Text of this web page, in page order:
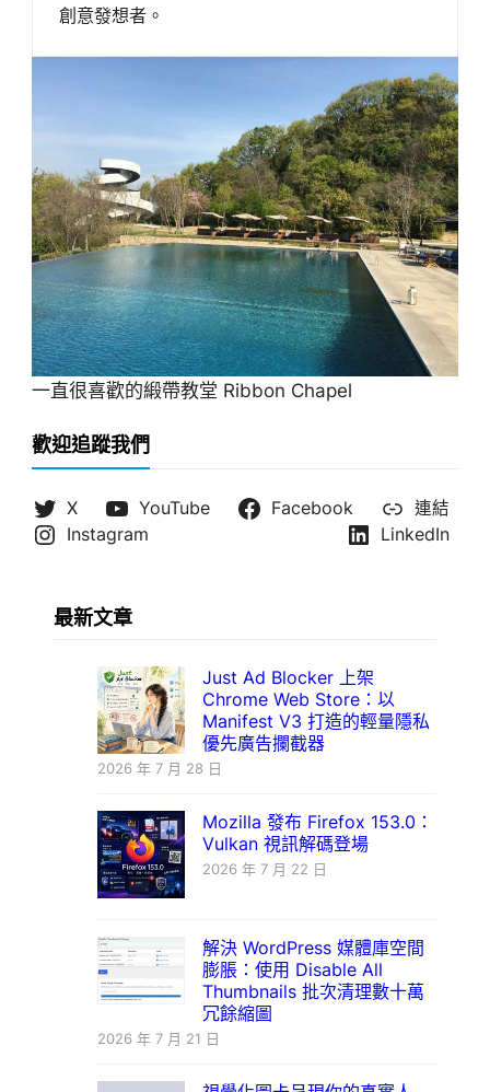
創意發想者。
一直很喜歡的緞帶教堂 Ribbon Chapel
歡迎追蹤我們
X YouTube Facebook
連結
Instagram
LinkedIn
最新文章
Just Ad Blocker 上架
Chrome Web Store：以
Manifest V3 打造的輕量隱私
優先廣告攔截器
2026 年 7 月 28 日
Mozilla 發布 Firefox 153.0：
Vulkan 視訊解碼登場
2026 年 7 月 22 日
解決 WordPress 媒體庫空間
膨脹：使用 Disable All
Thumbnails 批次清理數十萬
冗餘縮圖
2026 年 7 月 21 日